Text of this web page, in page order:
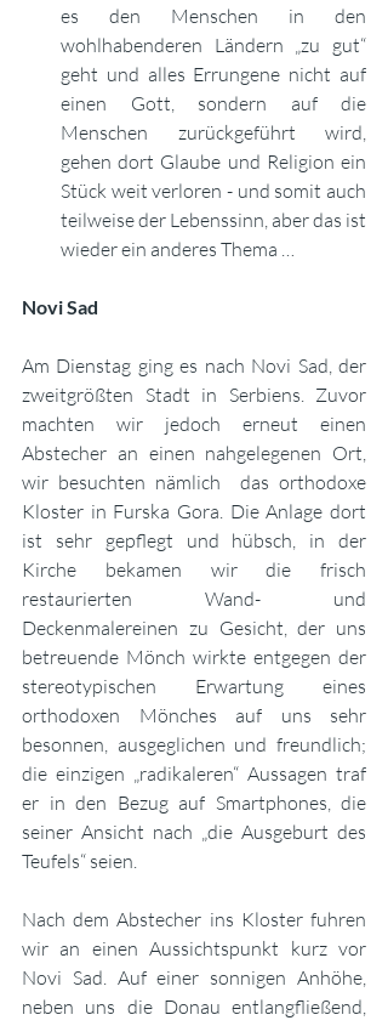
es den Menschen in den
wohlhabenderen Ländern „zu gut“
geht und alles Errungene nicht auf
einen Gott, sondern auf die
Menschen zurückgeführt wird,
gehen dort Glaube und Religion ein
Stück weit verloren - und somit auch
teilweise der Lebenssinn, aber das ist
wieder ein anderes Thema …
Novi Sad
Am Dienstag ging es nach Novi Sad, der
zweitgrößten Stadt in Serbiens. Zuvor
machten wir jedoch erneut einen
Abstecher an einen nahgelegenen Ort,
wir besuchten nämlich  das orthodoxe
Kloster in Furska Gora. Die Anlage dort
ist sehr gepflegt und hübsch, in der
Kirche bekamen wir die frisch
restaurierten Wand- und
Deckenmalereinen zu Gesicht, der uns
betreuende Mönch wirkte entgegen der
stereotypischen Erwartung eines
orthodoxen Mönches auf uns sehr
besonnen, ausgeglichen und freundlich;
die einzigen „radikaleren“ Aussagen traf
er in den Bezug auf Smartphones, die
seiner Ansicht nach „die Ausgeburt des
Teufels“ seien.
Nach dem Abstecher ins Kloster fuhren
wir an einen Aussichtspunkt kurz vor
Novi Sad. Auf einer sonnigen Anhöhe,
neben uns die Donau entlangfließend,